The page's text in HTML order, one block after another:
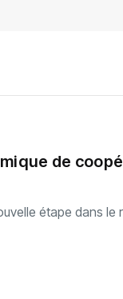
de
étape dans le